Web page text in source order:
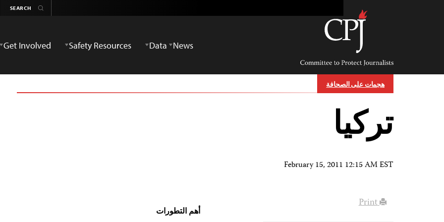
Committee
Protect
Journalists
News
Data
Safety Resources
Get Involved
هجمات على الصحافة
تركيا
February 15, 2011 12:15 AM EST
أهم التطورات
Print